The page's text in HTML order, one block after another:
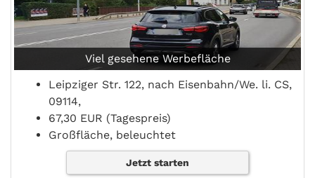
Viel gesehene Werbefläche
Leipziger Str. 122, nach Eisenbahn/We. li. CS,
09114,
67,30 EUR (Tagespreis)
Großfläche, beleuchtet
Jetzt starten